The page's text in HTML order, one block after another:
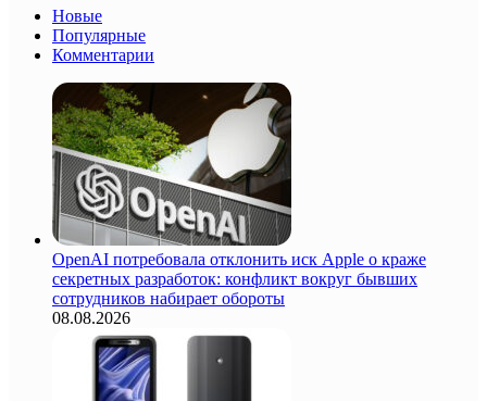
Новые
Популярные
Комментарии
OpenAI потребовала отклонить иск Apple о краже
секретных разработок: конфликт вокруг бывших
сотрудников набирает обороты
08.08.2026